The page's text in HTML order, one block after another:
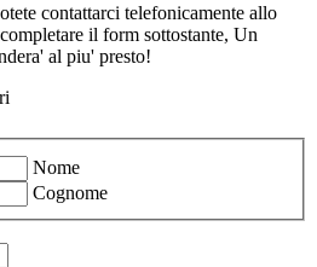
contattarci telefonicamente allo
il form sottostante, Un
al piu' presto!
Nome
Cognome